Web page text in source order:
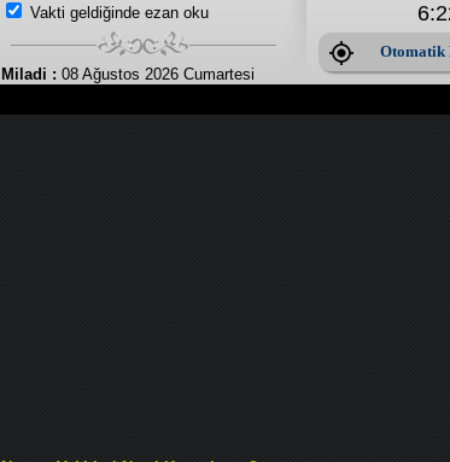
Vakti geldiğinde ezan oku
Miladi : 08 Ağustos 2026 Cumartesi
Otomatik